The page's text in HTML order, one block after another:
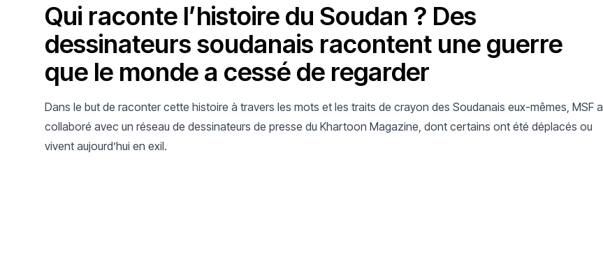
Qui raconte l’histoire du Soudan ? Des
dessinateurs soudanais racontent une guerre
que le monde a cessé de regarder
Dans le but de raconter cette histoire à travers les mots et les traits de crayon des Soudanais eux-mêmes, MSF a
collaboré avec un réseau de dessinateurs de presse du Khartoon Magazine, dont certains ont été déplacés ou
vivent aujourd’hui en exil.